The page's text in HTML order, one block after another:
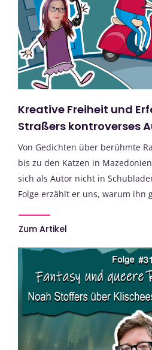
Kreative Freiheit und
Straßers kontroverses
Von Gedichten über berühmte
bis zu den Katzen in
sich als Autor nicht in
Folge erzählt er uns, warum ihn
Zum Artikel